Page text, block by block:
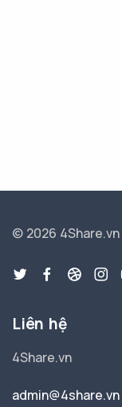
© 2026 4Share.vn
Liên hệ
4Share.vn
admin@4share.vn